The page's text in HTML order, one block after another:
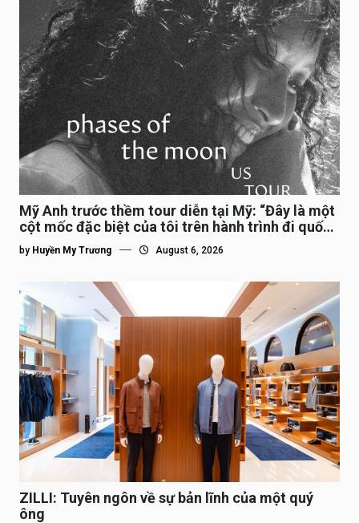
Mỹ Anh trước thềm tour diễn tại Mỹ: “Đây là một
cột mốc đặc biệt của tôi trên hành trình đi quốc
tế”
by Huyền My Trương August 6, 2026
ZILLI: Tuyên ngôn về sự bản lĩnh của một quý
ông